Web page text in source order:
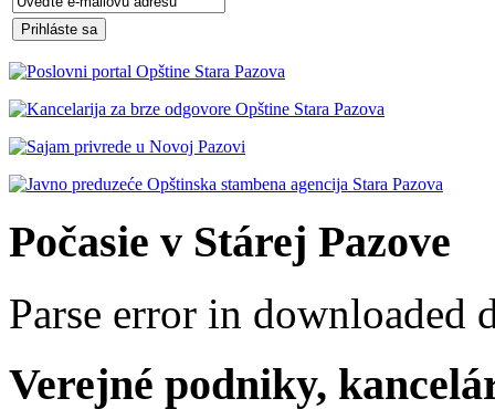
Počasie v Stárej Pazove
Parse error in downloaded
Verejné podniky,